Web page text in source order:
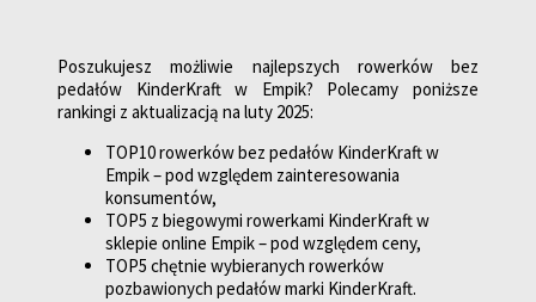
Poszukujesz możliwie najlepszych rowerków bez
pedałów KinderKraft w Empik? Polecamy poniższe
rankingi z aktualizacją na luty 2025:
TOP10 rowerków bez pedałów KinderKraft w
Empik – pod względem zainteresowania
konsumentów,
TOP5 z biegowymi rowerkami KinderKraft w
sklepie online Empik – pod względem ceny,
TOP5 chętnie wybieranych rowerków
pozbawionych pedałów marki KinderKraft.